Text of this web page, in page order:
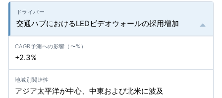
交通ハブにおけるLEDビデオウォールの採用増加
+2.3%
アジア太平洋が中心、中東および北米に波及